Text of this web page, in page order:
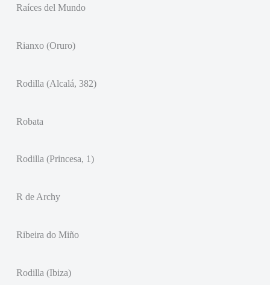
Raíces del Mundo
Rianxo (Oruro)
Rodilla (Alcalá, 382)
Robata
Rodilla (Princesa, 1)
R de Archy
Ribeira do Miño
Rodilla (Ibiza)